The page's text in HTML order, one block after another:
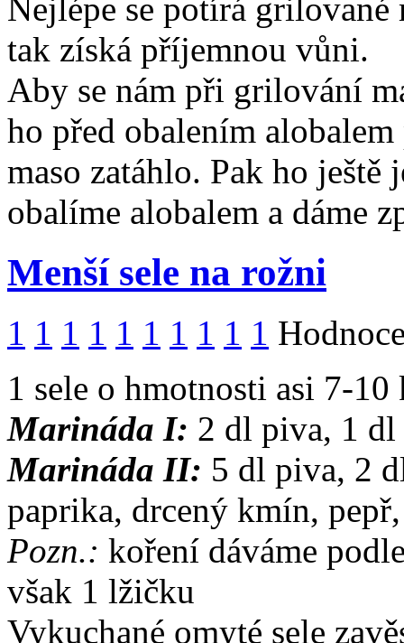
Nejlépe se potírá
tak získá příjemnou vůni.
Aby se nám při grilování
ho před obalením
maso zatáhlo. Pak ho ještě
obalíme alobalem a dáme
Menší sele na rožni
1 1 1 1 1 1 1 1 1 1
1 sele o hmotnosti asi 7-10
Marináda I: 2 dl piva, 1 dl
Marináda II: 5 dl piva, 2
paprika, drcený kmín,
Pozn.: koření dáváme
však 1 lžičku
Vykuchané omyté sele